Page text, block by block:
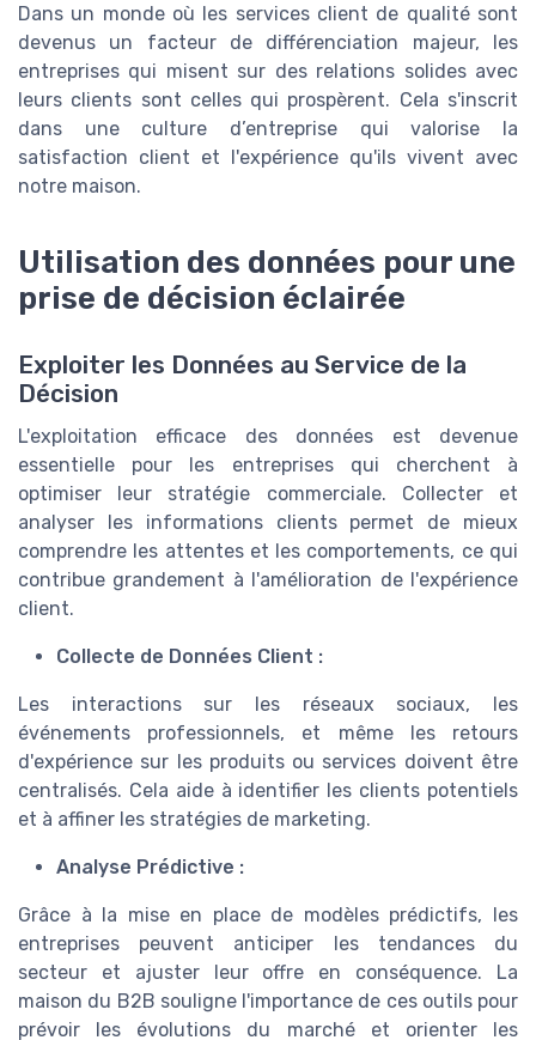
Dans un monde où les services client de qualité sont
devenus un facteur de différenciation majeur, les
entreprises qui misent sur des relations solides avec
leurs clients sont celles qui prospèrent. Cela s'inscrit
dans une culture d’entreprise qui valorise la
satisfaction client et l'expérience qu'ils vivent avec
notre maison.
Utilisation des données pour une
prise de décision éclairée
Exploiter les Données au Service de la
Décision
L'exploitation efficace des données est devenue
essentielle pour les entreprises qui cherchent à
optimiser leur stratégie commerciale. Collecter et
analyser les informations clients permet de mieux
comprendre les attentes et les comportements, ce qui
contribue grandement à l'amélioration de l'expérience
client.
Collecte de Données Client :
Les interactions sur les réseaux sociaux, les
événements professionnels, et même les retours
d'expérience sur les produits ou services doivent être
centralisés. Cela aide à identifier les clients potentiels
et à affiner les stratégies de marketing.
Analyse Prédictive :
Grâce à la mise en place de modèles prédictifs, les
entreprises peuvent anticiper les tendances du
secteur et ajuster leur offre en conséquence. La
maison du B2B souligne l'importance de ces outils pour
prévoir les évolutions du marché et orienter les